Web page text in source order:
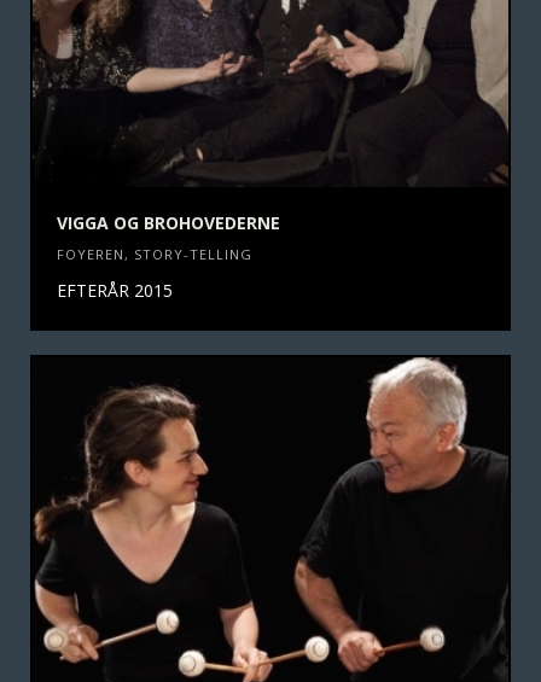
VIGGA OG BROHOVEDERNE
FOYEREN , STORY-TELLING
EFTERÅR 2015